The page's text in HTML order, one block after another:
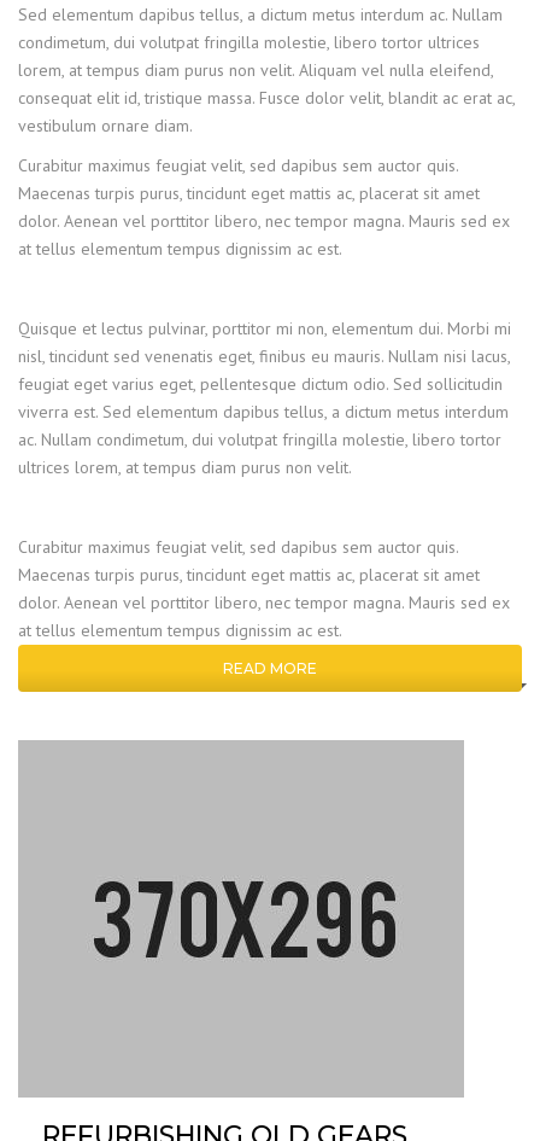
Sed elementum dapibus tellus, a dictum metus interdum ac. Nullam
condimetum, dui volutpat fringilla molestie, libero tortor ultrices
lorem, at tempus diam purus non velit. Aliquam vel nulla eleifend,
consequat elit id, tristique massa. Fusce dolor velit, blandit ac erat ac,
vestibulum ornare diam.
Curabitur maximus feugiat velit, sed dapibus sem auctor quis.
Maecenas turpis purus, tincidunt eget mattis ac, placerat sit amet
dolor. Aenean vel porttitor libero, nec tempor magna. Mauris sed ex
at tellus elementum tempus dignissim ac est.
Quisque et lectus pulvinar, porttitor mi non, elementum dui. Morbi mi
nisl, tincidunt sed venenatis eget, finibus eu mauris. Nullam nisi lacus,
feugiat eget varius eget, pellentesque dictum odio. Sed sollicitudin
viverra est. Sed elementum dapibus tellus, a dictum metus interdum
ac. Nullam condimetum, dui volutpat fringilla molestie, libero tortor
ultrices lorem, at tempus diam purus non velit.
Curabitur maximus feugiat velit, sed dapibus sem auctor quis.
Maecenas turpis purus, tincidunt eget mattis ac, placerat sit amet
dolor. Aenean vel porttitor libero, nec tempor magna. Mauris sed ex
at tellus elementum tempus dignissim ac est.
READ MORE